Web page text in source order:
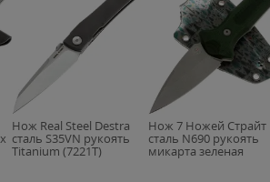
Нож Real Steel Destra
сталь S35VN рукоять
Titanium (7221T)
Нож 7 Ножей Страйт
сталь N690 рукоять
микарта зеленая